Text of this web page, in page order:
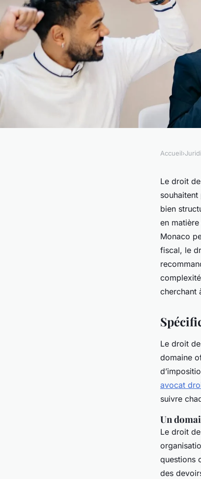
Avocat en droit
un
les entreprises
6 min de lecture
Accueil›
Le droit
bien
en
Monaco
fiscal, le
cherchant
Le droit
domaine
avocat
suivre
Un
Le droit
questions
des